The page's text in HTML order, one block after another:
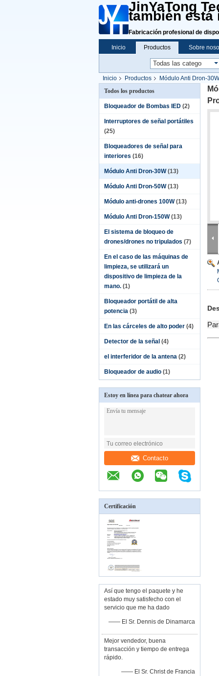
JinYaTong
también está
Fabricación profesional de
Inicio Productos Sobre
Inicio Productos
Módulo Anti Dron-30W
Todos los productos
Bloqueador de Bombas IED (2)
Interruptores de señal portátiles
(25)
Bloqueadores de señal para
interiores (16)
Módulo Anti Dron-30W (13)
Módulo Anti Dron-50W (13)
Módulo anti-drones 100W (13)
Módulo Anti Dron-150W (13)
El sistema de bloqueo de
drones/drones no tripulados (7)
En el caso de las máquinas de
limpieza, se utilizará un
dispositivo de limpieza de la
mano. (1)
Bloqueador portátil de alta
potencia (3)
En las cárceles de alto poder (4)
Detector de la señal (4)
el interferidor de la antena (2)
Bloqueador de audio (1)
Estoy en línea para chatear ahora
Contacto
Certificación
Así que tengo el paquete y he
estado muy satisfecho con el
servicio que me ha dado
—— El Sr. Dennis de Dinamarca
Mejor vendedor, buena
transacción y tiempo de entrega
rápido.
—— El Sr. Christ de Francia